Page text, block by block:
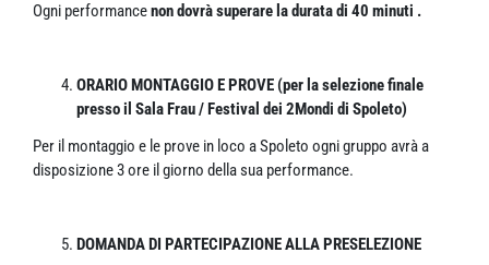
Ogni performancenon dovrà superare la durata di 40 minuti .
ORARIO MONTAGGIO E PROVE (per la selezione finale
presso il Sala Frau / Festival dei 2Mondi di Spoleto)
Per il montaggio e le prove in loco a Spoleto ogni gruppo avrà a
disposizione 3 ore il giorno della sua performance.
DOMANDA DI PARTECIPAZIONE ALLA PRESELEZIONE